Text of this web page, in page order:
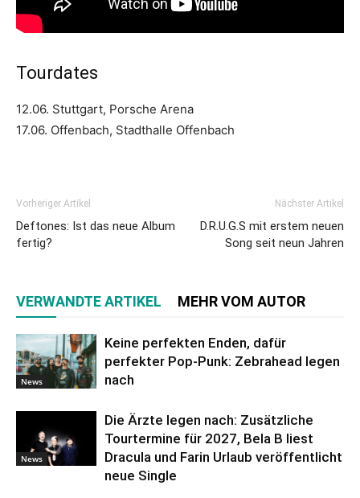
Tourdates
12.06. Stuttgart, Porsche Arena
17.06. Offenbach, Stadthalle Offenbach
Vorheriger Artikel
Deftones: Ist das neue Album
fertig?
Nächster Artikel
D.R.U.G.S mit erstem neuen
Song seit neun Jahren
VERWANDTE ARTIKEL MEHR VOM AUTOR
News
Keine perfekten Enden, dafür
perfekter Pop-Punk: Zebrahead legen
nach
News
Die Ärzte legen nach: Zusätzliche
Tourtermine für 2027, Bela B liest
Dracula und Farin Urlaub veröffentlicht
neue Single